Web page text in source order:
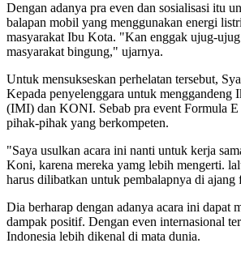
Dengan adanya pra even dan sosialisasi itu
balapan mobil yang menggunakan energi
masyarakat Ibu Kota. "Kan enggak ujug-
masyarakat bingung," ujarnya.
Untuk mensukseskan perhelatan tersebut,
Kepada penyelenggara untuk menggandeng
(IMI) dan KONI. Sebab pra event Formula E
pihak-pihak yang berkompeten.
"Saya usulkan acara ini nanti untuk kerja
Koni, karena mereka yamg lebih mengerti.
harus dilibatkan untuk pembalapnya di ajang
Dia berharap dengan adanya acara ini dapat
dampak positif. Dengan even internasional
Indonesia lebih dikenal di mata dunia.